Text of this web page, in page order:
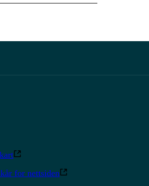
for nettsiden